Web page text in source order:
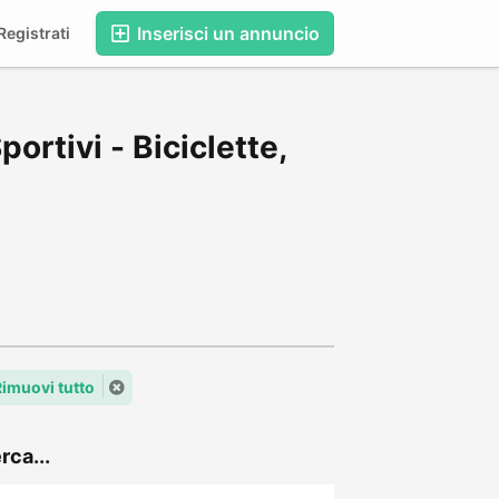
Inserisci un annuncio
- Biciclette,
tutto